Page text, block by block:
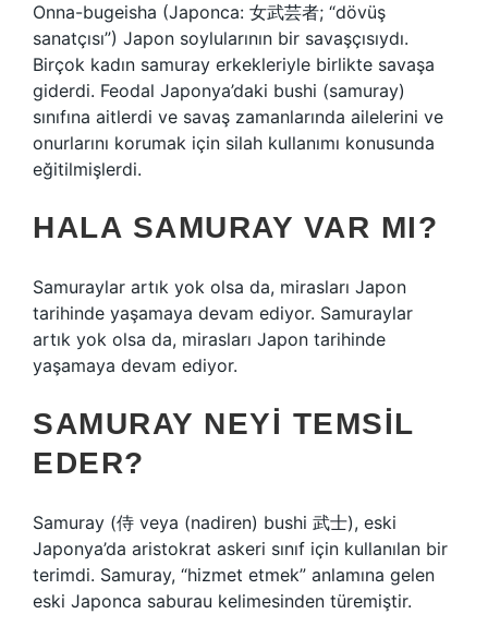
Onna-bugeisha (Japonca: 女武芸者; “dövüş
sanatçısı”) Japon soylularının bir savaşçısıydı.
Birçok kadın samuray erkekleriyle birlikte savaşa
giderdi. Feodal Japonya’daki bushi (samuray)
sınıfına aitlerdi ve savaş zamanlarında ailelerini ve
onurlarını korumak için silah kullanımı konusunda
eğitilmişlerdi.
HALA SAMURAY VAR MI?
Samuraylar artık yok olsa da, mirasları Japon
tarihinde yaşamaya devam ediyor. Samuraylar
artık yok olsa da, mirasları Japon tarihinde
yaşamaya devam ediyor.
SAMURAY NEYI TEMSIL
EDER?
Samuray (侍 veya (nadiren) bushi 武士), eski
Japonya’da aristokrat askeri sınıf için kullanılan bir
terimdi. Samuray, “hizmet etmek” anlamına gelen
eski Japonca saburau kelimesinden türemiştir.